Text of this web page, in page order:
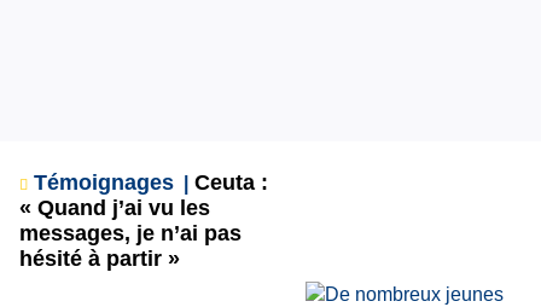
Témoignages
Ceuta :
« Quand j’ai vu les
messages, je n’ai pas
hésité à partir »